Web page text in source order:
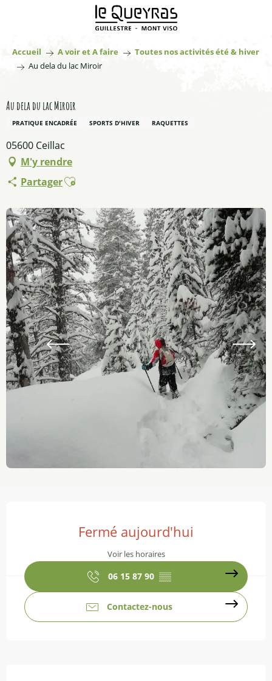
principal
Accueil A voir et A faire
Toutes nos activités été & hiver
Au dela du lac Miroir
Au dela du lac Miroir
PRATIQUE ENCADRÉE SPORTS D'HIVER RAQUETTES
05600 Ceillac
M'y rendre
PartagerAjouter aux favoris
Fermé aujourd'hui
Voir les horaires
06 15 87 90 ▒▒
Contactez-nous